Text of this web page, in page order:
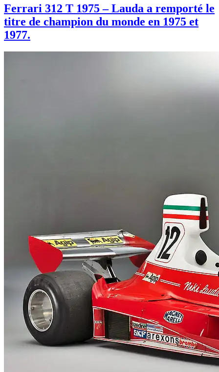
Ferrari 312 T 1975 – Lauda a remporté le
titre de champion du monde en 1975 et
1977.